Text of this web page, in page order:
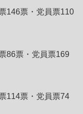
146票・党員票110
86票・党員票169
114票・党員票74